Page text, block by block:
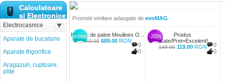
Promotii similare adaugate de evoMAG
promo
0
0
Masina de paine Moulinex O...
689.00 689.00 RON
-20%
0
0
Produs
Calitate/Pret=Excelent!...
149.00 119.00 RON
Calculatoare
si Electronice
Electrocasnice
Aparate de bucatarie
Aparate frigorifice
Aragazuri, cuptoare,
plite